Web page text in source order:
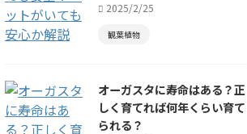
2025/2/25
観葉植物
オーガスタに寿命はある？正
しく育てれば何年くらい育て
られる？